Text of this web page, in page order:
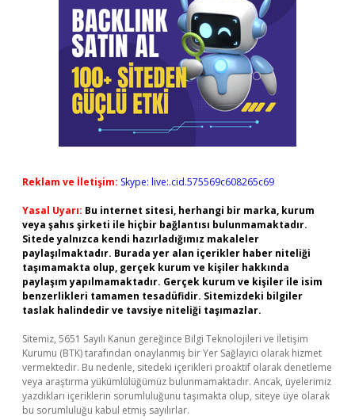
Reklam ve İletişim: Skype: live:.cid.575569c608265c69
Yasal Uyarı: Bu internet sitesi, herhangi bir marka, kurum
veya şahıs şirketi ile hiçbir bağlantısı bulunmamaktadır.
Sitede yalnızca kendi hazırladığımız makaleler
paylaşılmaktadır. Burada yer alan içerikler haber niteliği
taşımamakta olup, gerçek kurum ve kişiler hakkında
paylaşım yapılmamaktadır. Gerçek kurum ve kişiler ile isim
benzerlikleri tamamen tesadüfidir. Sitemizdeki bilgiler
taslak halindedir ve tavsiye niteliği taşımazlar.
Sitemiz, 5651 Sayılı Kanun gereğince Bilgi Teknolojileri ve İletişim
Kurumu (BTK) tarafından onaylanmış bir Yer Sağlayıcı olarak hizmet
vermektedir. Bu nedenle, sitedeki içerikleri proaktif olarak denetleme
veya araştırma yükümlülüğümüz bulunmamaktadır. Ancak, üyelerimiz
yazdıkları içeriklerin sorumluluğunu taşımakta olup, siteye üye olarak
bu sorumluluğu kabul etmiş sayılırlar.